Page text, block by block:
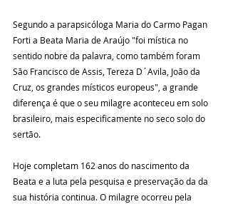
Segundo a parapsicóloga Maria do Carmo Pagan
Forti a Beata Maria de Araújo "foi mística no
sentido nobre da palavra, como também foram
São Francisco de Assis, Tereza D´Avila, João da
Cruz, os grandes místicos europeus", a grande
diferença é que o seu milagre aconteceu em solo
brasileiro, mais especificamente no seco solo do
sertão.
Hoje completam 162 anos do nascimento da
Beata e a luta pela pesquisa e preservação da da
sua história continua. O milagre ocorreu pela